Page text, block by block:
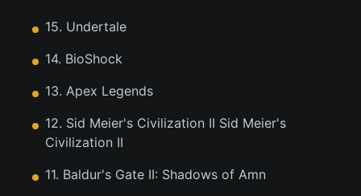
15. Undertale
14. BioShock
13. Apex Legends
12. Sid Meier's Civilization II Sid Meier's
Civilization II
11. Baldur's Gate II: Shadows of Amn